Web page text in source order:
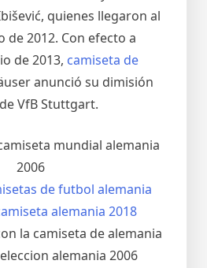
quienes llegaron al
2012. Con efecto a
de 2013, camiseta de
anunció su dimisión
VfB Stuttgart.